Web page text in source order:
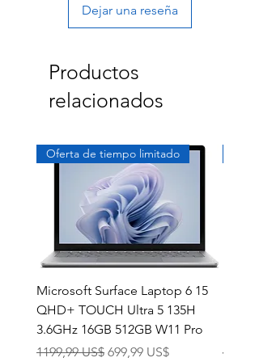
Dejar una reseña
Productos
relacionados
Oferta de tiempo limitado
Microsoft Surface Laptop 6 15
QHD+ TOUCH Ultra 5 135H
3.6GHz 16GB 512GB W11 Pro
Precio
1199,99 US$ Precio de oferta
699,99 US$
Precio
499,99